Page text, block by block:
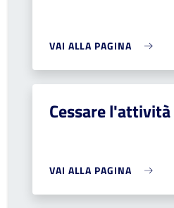
VAI ALLA PAGINA
Cessare l'attività
VAI ALLA PAGINA